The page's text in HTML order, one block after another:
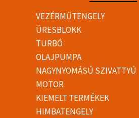
VEZÉRMŰTENGELY
ÜRESBLOKK
TURBÓ
OLAJPUMPA
NAGYNYOMÁSÚ SZIVATTYÚ
MOTOR
KIEMELT TERMÉKEK
HIMBATENGELY